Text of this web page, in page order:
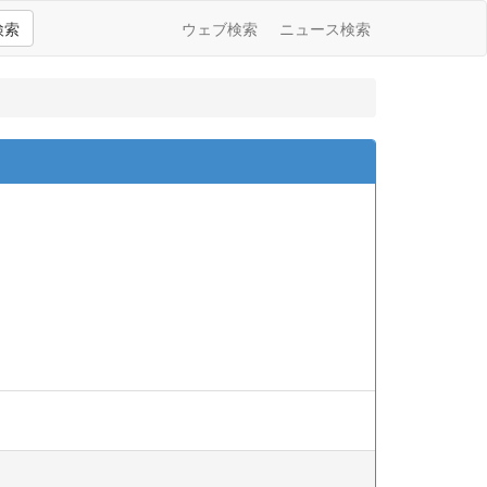
索 ウェブ検索 ニュース検索